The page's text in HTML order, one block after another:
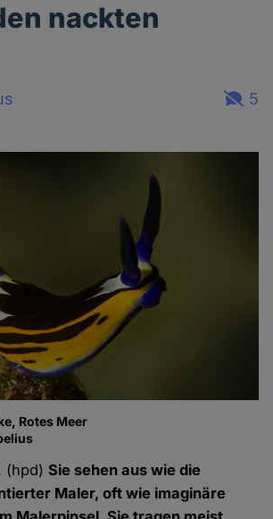
nackten
5
Rotes Meer
(hpd)Sie sehen aus wie die
Maler, oft wie imaginäre